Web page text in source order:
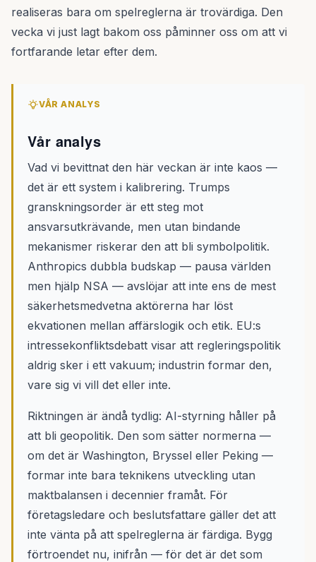
realiseras bara om spelreglerna är trovärdiga. Den
vecka vi just lagt bakom oss påminner oss om att vi
fortfarande letar efter dem.
VÅR ANALYS
Vår analys
Vad vi bevittnat den här veckan är inte kaos —
det är ett system i kalibrering. Trumps
granskningsorder är ett steg mot
ansvarsutkrävande, men utan bindande
mekanismer riskerar den att bli symbolpolitik.
Anthropics dubbla budskap — pausa världen
men hjälp NSA — avslöjar att inte ens de mest
säkerhetsmedvetna aktörerna har löst
ekvationen mellan affärslogik och etik. EU:s
intressekonfliktsdebatt visar att regleringspolitik
aldrig sker i ett vakuum; industrin formar den,
vare sig vi vill det eller inte.
Riktningen är ändå tydlig: AI-styrning håller på
att bli geopolitik. Den som sätter normerna —
om det är Washington, Bryssel eller Peking —
formar inte bara teknikens utveckling utan
maktbalansen i decennier framåt. För
företagsledare och beslutsfattare gäller det att
inte vänta på att spelreglerna är färdiga. Bygg
förtroendet nu, inifrån — för det är det som